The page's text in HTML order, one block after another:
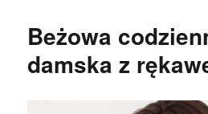
Beżowa
damska z